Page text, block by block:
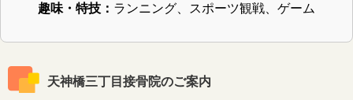
趣味・特技： ランニング、スポーツ観戦、ゲーム
天神橋三丁目接骨院のご案内